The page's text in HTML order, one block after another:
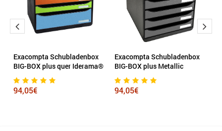
Exacompta Schubladenbox
BIG-BOX plus quer Iderama®
94,05€
Exacompta Schubladenbox
BIG-BOX plus Metallic
94,05€